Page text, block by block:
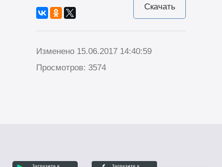
Скачать
Изменено 15.06.2017 14:40:59
Просмотров: 3574